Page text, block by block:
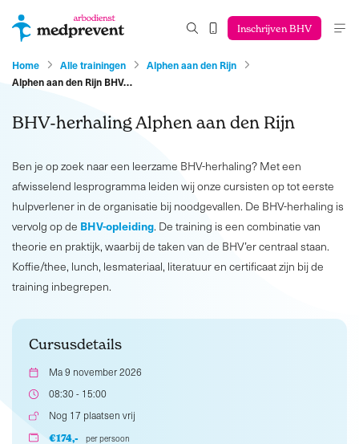
Inschrijven BHV
Home Alle trainingen
Alphen aan den Rijn
Alphen aan den Rijn BHV…
BHV-herhaling Alphen aan den Rijn
Ben je op zoek naar een leerzame BHV-herhaling? Met een
afwisselend lesprogramma leiden wij onze cursisten op tot eerste
hulpverlener in de organisatie bij noodgevallen. De BHV-herhaling is
vervolg op de BHV-opleiding. De training is een combinatie van
theorie en praktijk, waarbij de taken van de BHV’er centraal staan.
Koffie/thee, lunch, lesmateriaal, literatuur en certificaat zijn bij de
training inbegrepen.
Cursusdetails
Ma 9 november 2026
08:30 - 15:00
Nog 17 plaatsen vrij
€174,-
per persoon